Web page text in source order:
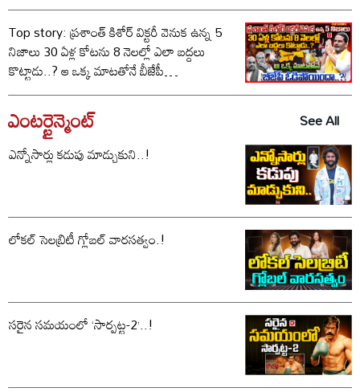
Top story: ప్రశాంత్ కిశోర్ విక్టరీ వెనుక ఉన్న 5
నిజాలు 30 ఏళ్ల కోటను 8 నెలల్లో ఎలా బద్దలు
కొట్టాడు..? ఆ ఒక్క మాటతోనే బీజేపీ
ఓడిపోయిందా..?
ఎంటర్టైన్మెంట్
See All
ఎన్నోసార్లు కడుపు మాడ్చుకుని..!
లోకల్ సెలబ్రిటీ గ్లోబల్ వారసత్వం.!
సరైన సమయంలో ‘సార్పట్ట-2’..!